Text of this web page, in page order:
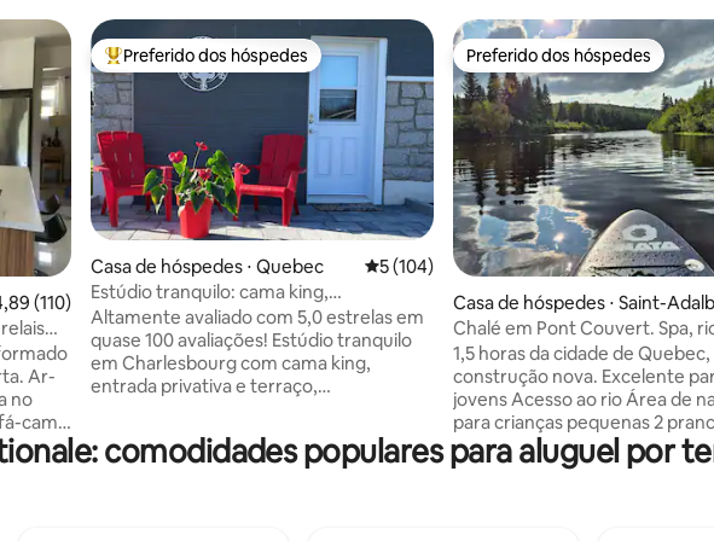
de uma avaliação média de 5, 110 avaliações
(110)
Ar-
no
cama
Entre os melhores preferidos dos hóspedes
Preferido dos hóspedes
Casa de hóspedes ⋅ Quebec 5 de uma avaliação média de 5, 104
5 (104)
Estúdio tranquilo: cama king,
estacionamento gratuito e pátio
Altamente avaliado com 5,0 estrelas em
quase 100 avaliações! Estúdio tranquilo
em Charlesbourg com cama king,
entrada privativa e terraço,
acoplada bem equipada com micro-
ondas e cooktop de indução. Chuveiro
Preferido dos hóspedes
Preferido dos hóspedes
Casa de hóspedes ⋅ Saint-
t
Chalé em Pont Couvert. Spa,
1,5 horas da cidade de Quebec,
construção nova. Excelente
jovens Acesso ao rio Área de natação
para crianças pequenas 2
SUP + jaquetas Spa durante todo o ano,
Lareira externa para o ano
comodidades populares para aluguel por